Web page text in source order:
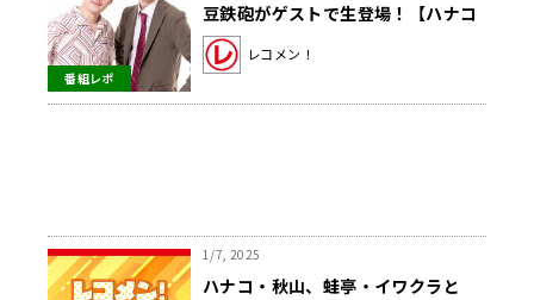
番組レポ
豆鉄砲がゲストで生登場！【ハナコ
秋山寛貴のレコメン！】
レコメン！
1/7, 2025
ハナコ・秋山、蛙亭・イワクラと